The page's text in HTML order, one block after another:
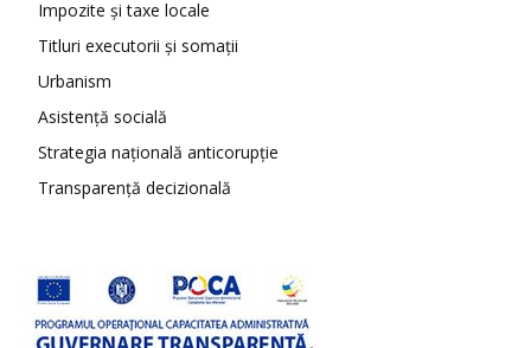
Impozite și taxe locale
Titluri executorii și somații
Urbanism
Asistență socială
Strategia națională anticorupție
Transparență decizională